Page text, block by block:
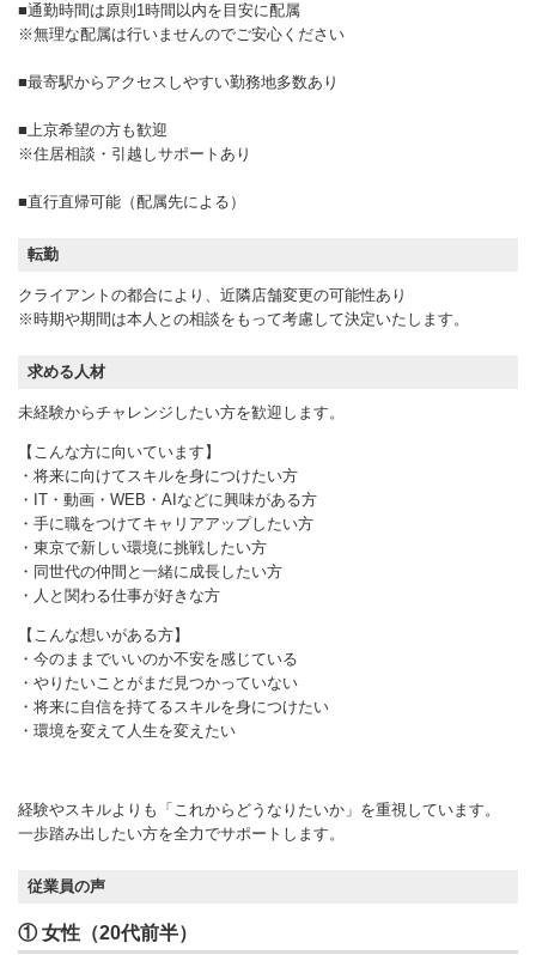
■通勤時間は原則1時間以内を目安に配属
※無理な配属は行いませんのでご安心ください
■最寄駅からアクセスしやすい勤務地多数あり
■上京希望の方も歓迎
※住居相談・引越しサポートあり
■直行直帰可能（配属先による）
転勤
クライアントの都合により、近隣店舗変更の可能性あり
※時期や期間は本人との相談をもって考慮して決定いたします。
求める人材
未経験からチャレンジしたい方を歓迎します。
【こんな方に向いています】
・将来に向けてスキルを身につけたい方
・IT・動画・WEB・AIなどに興味がある方
・手に職をつけてキャリアアップしたい方
・東京で新しい環境に挑戦したい方
・同世代の仲間と一緒に成長したい方
・人と関わる仕事が好きな方
【こんな想いがある方】
・今のままでいいのか不安を感じている
・やりたいことがまだ見つかっていない
・将来に自信を持てるスキルを身につけたい
・環境を変えて人生を変えたい
経験やスキルよりも「これからどうなりたいか」を重視しています。
一歩踏み出したい方を全力でサポートします。
従業員の声
① 女性（20代前半）